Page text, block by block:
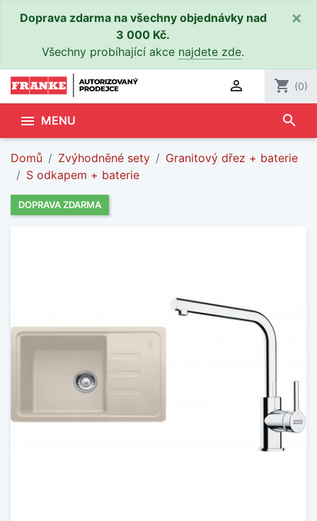
Doprava zdarma na všechny objednávky nad
3 000 Kč.
Všechny probíhající akce najdete zde.
×
 shopping_cart (0)
 MENU search
Domů Zvýhodněné sety
Granitový dřez + baterie
S odkapem + baterie
DOPRAVA ZDARMA